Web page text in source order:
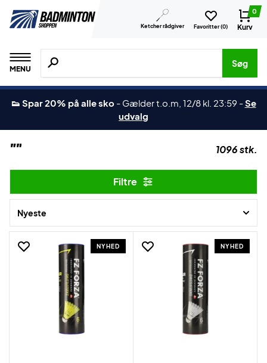
Ketcher rådgiver Favoritter (0)
0
Kurv
MENU
Søg efter produkter, mærker etc.
Søg
👟 Spar 20% på alle sko - Gælder t.o.m, 12/8 kl. 23:59 -Se
udvalg
"" 1096 stk.
Filtre
Nyeste
NYHED NYHED